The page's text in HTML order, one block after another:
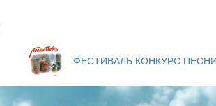
ФЕСТИВАЛЬ КОНКУРС